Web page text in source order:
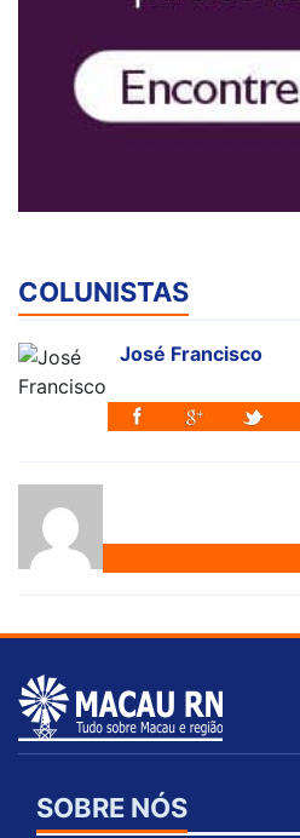
COLUNISTAS
José Francisco
SOBRE NÓS